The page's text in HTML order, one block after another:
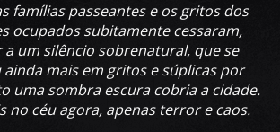
famílias passeantes e os gritos dos
ocupados subitamente cessaram,
a um silêncio sobrenatural, que se
mais em gritos e súplicas por
uma sombra escura cobria a cidade.
no céu agora, apenas terror e caos.